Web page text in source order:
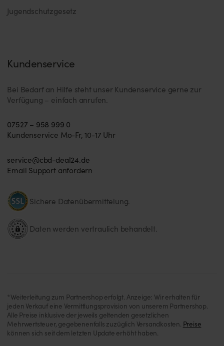
Jugendschutzgesetz
Kundenservice
Bei Bedarf an Hilfe steht unser Kundenservice gerne zur
Verfügung – einfach anrufen.
07527 – 958 999 0
Kundenservice Mo-Fr, 10-17 Uhr
service@cbd-deal24.de
Email Support anfordern
Sichere Datenübermittelung.
Daten werden vertraulich behandelt.
*Weiterleitung zum Partnershop erfolgt. Anzeige: Wir erhalten für
jeden Verkauf eine Vermittlungsprovision von unserem Partnershop.
Alle Preise inklusive der jeweils geltenden gesetzlichen
Mehrwertsteuer, gegebenenfalls zuzüglich Versandkosten. Preise
können sich seit dem letzten Update erhöht haben.